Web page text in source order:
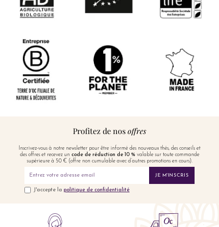
Profitez de nosoffres
Inscrivez-vous à notre newsletter pour être informé des nouveaux thés, des conseils et
des offres et recevez un code de réduction de 10 % valable sur toute commande
supérieure à 50 € (offre non cumulable avec d’autres promotions en cours).
JE M'INSCRIS
J'accepte la politique de confidentialité